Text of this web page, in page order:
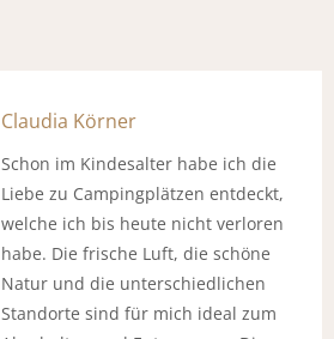
Claudia Körner
Schon im Kindesalter habe ich die
Liebe zu Campingplätzen entdeckt,
welche ich bis heute nicht verloren
habe. Die frische Luft, die schöne
Natur und die unterschiedlichen
Standorte sind für mich ideal zum